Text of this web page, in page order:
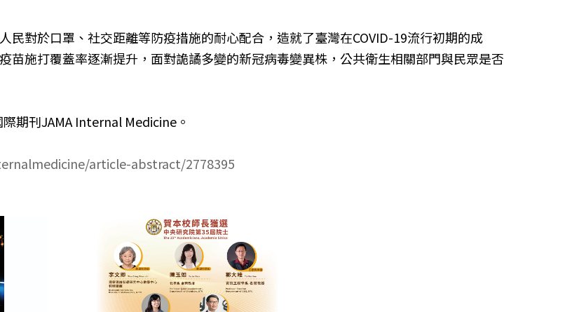
對於口罩、社交距離等防疫措施的耐心配合，造就了臺灣在COVID-19流行初期的成
苗施打覆蓋率逐漸提升，面對詭譎多變的新冠病毒變異株，公共衛生相關部門與民眾是否
期刊JAMA Internal Medicine。
article-abstract/2778395